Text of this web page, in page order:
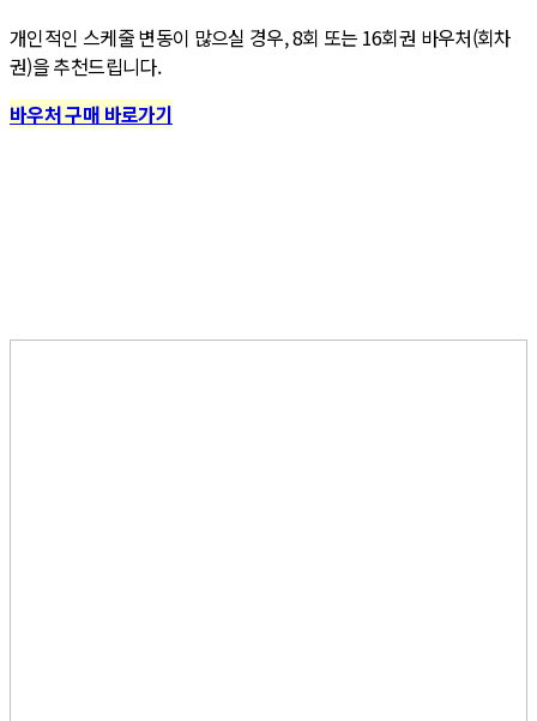
개인적인 스케줄 변동이 많으실 경우, 8회 또는 16회권 바우처(회차
권)을 추천드립니다.
바우처 구매 바로가기